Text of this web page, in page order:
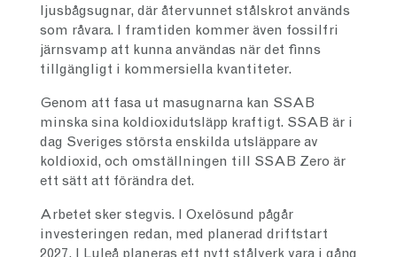
ljusbågsugnar, där återvunnet stålskrot används
som råvara. I framtiden kommer även fossilfri
järnsvamp att kunna användas när det finns
tillgängligt i kommersiella kvantiteter.
Genom att fasa ut masugnarna kan SSAB
minska sina koldioxidutsläpp kraftigt. SSAB är i
dag Sveriges största enskilda utsläppare av
koldioxid, och omställningen till SSAB Zero är
ett sätt att förändra det.
Arbetet sker stegvis. I Oxelösund pågår
investeringen redan, med planerad driftstart